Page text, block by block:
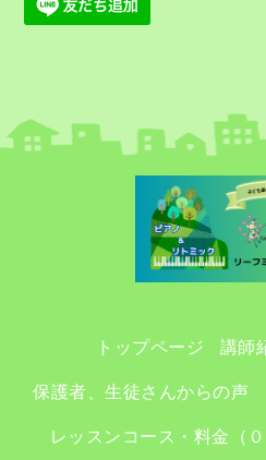
トップページ 講師
保護者、生徒さんからの声
レッスンコース・料金（